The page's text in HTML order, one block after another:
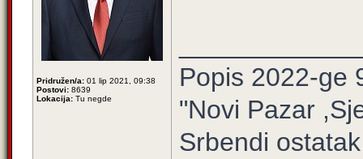
Pridružen/a: 01 lip 2021, 09:38
Postovi: 8639
Lokacija: Tu negde
Popis 2022-ge
"Novi Pazar
Srbendi